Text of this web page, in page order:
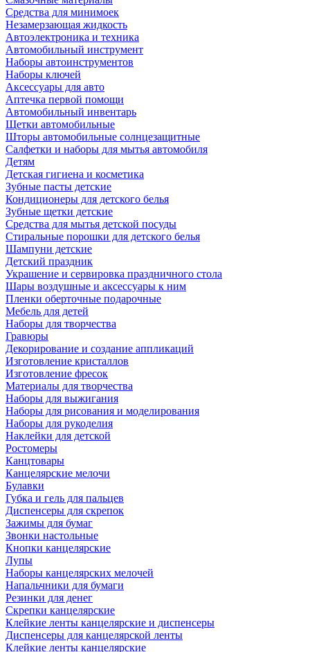
Средства для минимоек
Незамерзающая жидкость
Автоэлектроника и техника
Автомобильный инструмент
Наборы автоинструментов
Наборы ключей
Аксессуары для авто
Аптечка первой помощи
Автомобильный инвентарь
Щетки автомобильные
Шторы автомобильные солнцезащитные
Салфетки и наборы для мытья автомобиля
Детям
Детская гигиена и косметика
Зубные пасты детские
Кондиционеры для детского белья
Зубные щетки детские
Средства для мытья детской посуды
Стиральные порошки для детского белья
Шампуни детские
Детский праздник
Украшение и сервировка праздничного стола
Шары воздушные и аксессуары к ним
Пленки оберточные подарочные
Мебель для детей
Наборы для творчества
Гравюры
Декорирование и создание аппликаций
Изготовление кристаллов
Изготовление фресок
Материалы для творчества
Наборы для выжигания
Наборы для рисования и моделирования
Наборы для рукоделия
Наклейки для детской
Ростомеры
Канцтовары
Канцелярские мелочи
Булавки
Губка и гель для пальцев
Диспенсеры для скрепок
Зажимы для бумаг
Звонки настольные
Кнопки канцелярские
Лупы
Наборы канцелярских мелочей
Напальчники для бумаги
Резинки для денег
Скрепки канцелярские
Клейкие ленты канцелярские и диспенсеры
Диспенсеры для канцелярской ленты
Клейкие ленты канцелярские